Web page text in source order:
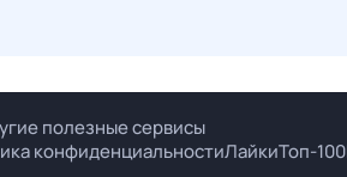
полезные сервисы
конфиденциальностиЛайкиТоп-100